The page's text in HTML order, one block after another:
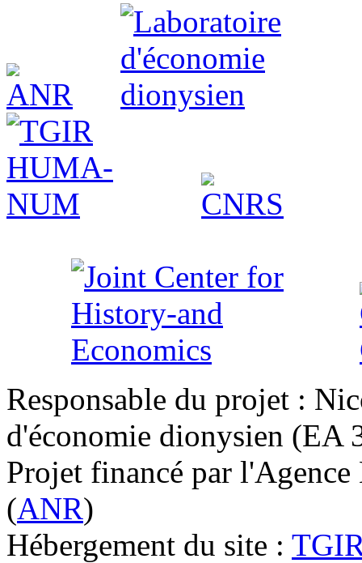
Responsable du projet :
d'économie dionysien
Projet financé par l'Agence
(ANR)
Hébergement du site :